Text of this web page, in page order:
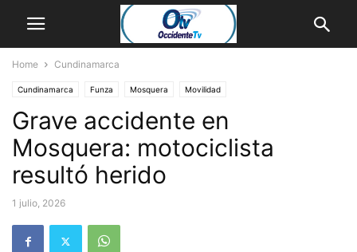
Home Cundinamarca
Cundinamarca Funza Mosquera Movilidad
Grave accidente en
Mosquera: motociclista
resultó herido
1 julio, 2026